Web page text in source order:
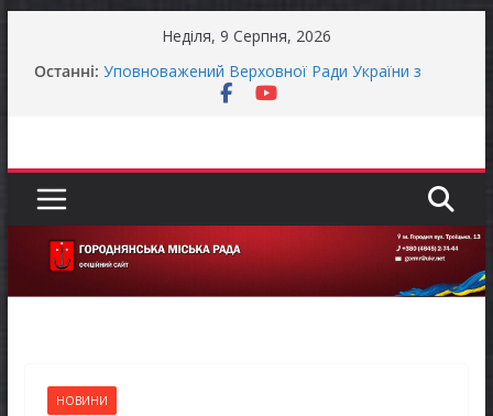
Неділя, 9 Серпня, 2026
Останні: Уповноважений Верховної Ради України з
прав людини проводить опитування щодо
МОВЧАННЯ
Як отримати компенсацію за товари, придбані
для ветеранського бізнесу
НОВИНИ